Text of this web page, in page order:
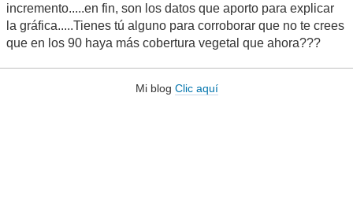
incremento.....en fin, son los datos que aporto para explicar
la gráfica.....Tienes tú alguno para corroborar que no te crees
que en los 90 haya más cobertura vegetal que ahora???
Mi blog Clic aquí